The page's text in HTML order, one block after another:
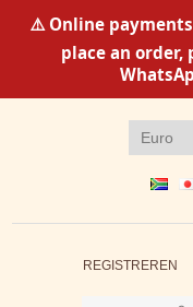
⚠️ Online
place an
REGISTREREN